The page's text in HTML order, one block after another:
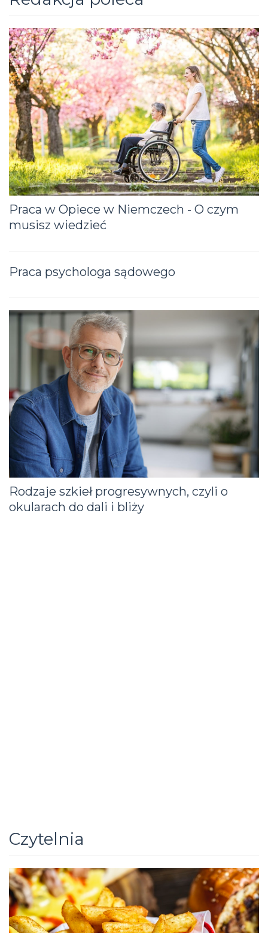
Praca w Opiece w Niemczech - O czym
musisz wiedzieć
Praca psychologa sądowego
Rodzaje szkieł progresywnych, czyli o
okularach do dali i bliży
Czytelnia